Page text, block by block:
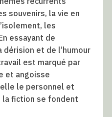
souvenirs, la vie en
les
essayant de
et de l’humour
est marqué par
et angoisse
le personnel et
la fiction se fondent